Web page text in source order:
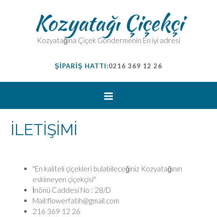
Kozyatağı Çiçekçi
Kozyatağına Çiçek Göndermenin En iyi adresi
ŞİPARİŞ HATTI:0216 369 12 26
İLETİŞİMİ
"En kaliteli çiçekleri bulabileceğiniz Kozyatağının
eskimeyen çiçekçisi"
İnönü Caddesi No : 28/D
Mail:flowerfatih@gmail.com
216 369 12 26